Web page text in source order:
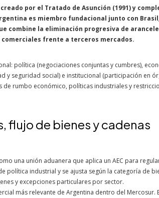
por el Tratado de Asunción (1991) y
es miembro fundacional junto con
combine la eliminación progresiva de
frente a terceros mercados.
política (negociaciones conjuntas y cumbres),
y seguridad social) e institucional (participación en
rumbo económico, políticas industriales y
flujo de bienes y cadenas
una unión aduanera que aplica un AEC para
política industrial y se ajusta según la categoría de
y excepciones particulares por sector.
más relevante de Argentina dentro del Mercosur.